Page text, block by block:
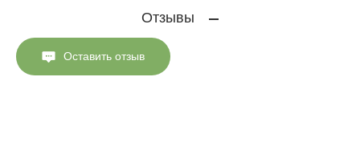
Отзывы
Оставить отзыв